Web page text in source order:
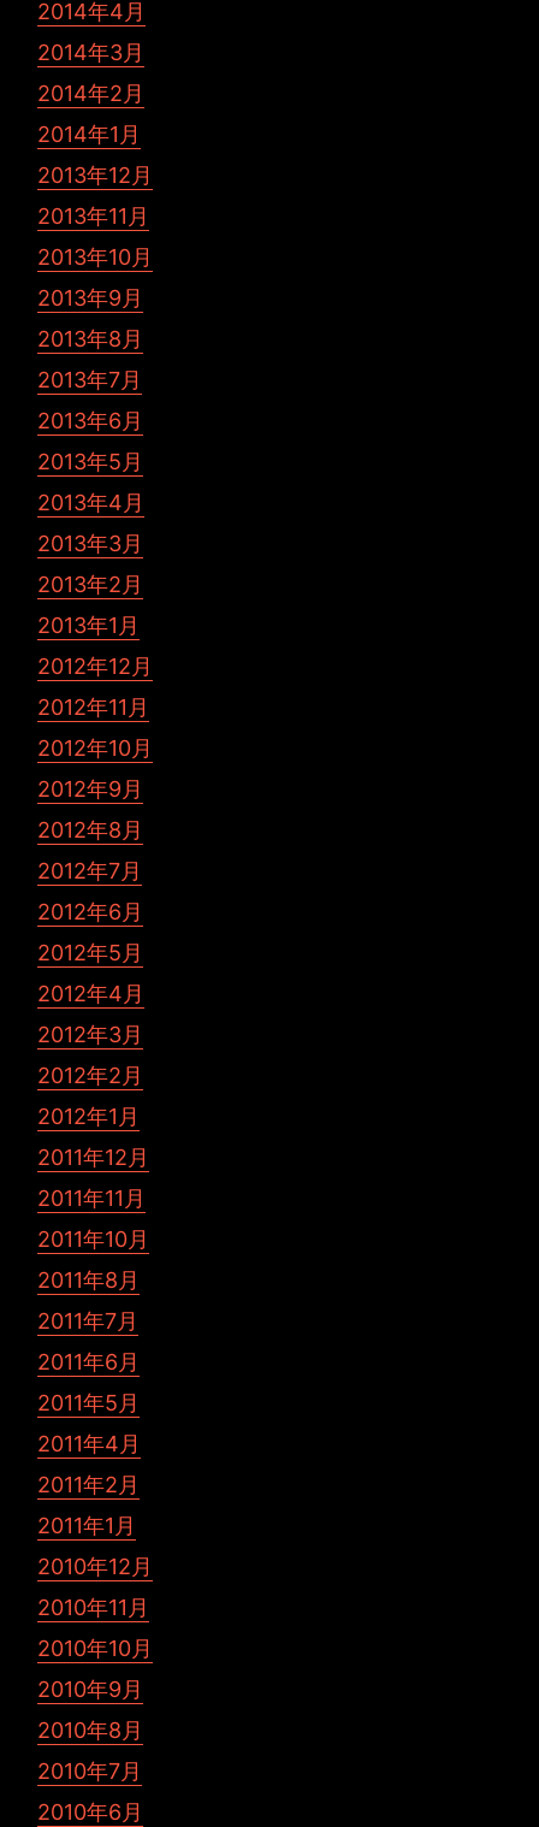
2014年4月
2014年3月
2014年2月
2014年1月
2013年12月
2013年11月
2013年10月
2013年9月
2013年8月
2013年7月
2013年6月
2013年5月
2013年4月
2013年3月
2013年2月
2013年1月
2012年12月
2012年11月
2012年10月
2012年9月
2012年8月
2012年7月
2012年6月
2012年5月
2012年4月
2012年3月
2012年2月
2012年1月
2011年12月
2011年11月
2011年10月
2011年8月
2011年7月
2011年6月
2011年5月
2011年4月
2011年2月
2011年1月
2010年12月
2010年11月
2010年10月
2010年9月
2010年8月
2010年7月
2010年6月